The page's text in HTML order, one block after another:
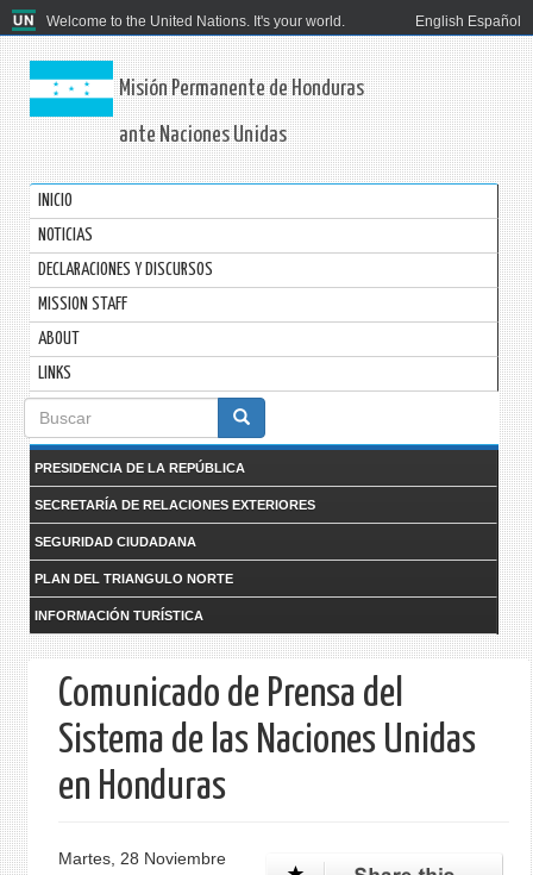
Welcome to the United Nations. It's your world. English Español
Misión Permanente de Honduras
ante Naciones Unidas
INICIO
NOTICIAS
DECLARACIONES Y DISCURSOS
MISSION STAFF
ABOUT
LINKS
Formulario
de
búsqueda
PRESIDENCIA DE LA REPÚBLICA
SECRETARÍA DE RELACIONES EXTERIORES
SEGURIDAD CIUDADANA
PLAN DEL TRIANGULO NORTE
INFORMACIÓN TURÍSTICA
Comunicado de Prensa del
Sistema de las Naciones Unidas
en Honduras
Martes, 28 Noviembre